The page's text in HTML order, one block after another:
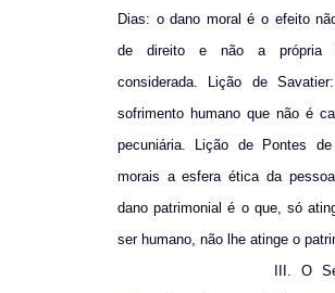
Dias: o dano moral é o efeito
de direito e não a própria
considerada. Lição de
sofrimento humano que não é
pecuniária. Lição de Pontes
morais a esfera ética da
dano patrimonial é o que, só
ser humano, não lhe atinge o
III. O